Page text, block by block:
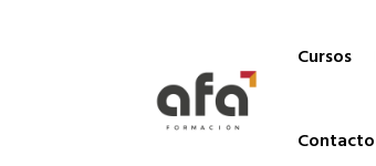
Cursos
Contacto